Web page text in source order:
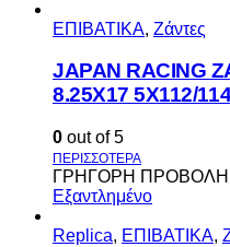
ΕΠΙΒΑΤΙΚΑ, Ζάντες
JAPAN RACING
8.25X17 5X112/
0 out of 5
ΓΡΗΓΟΡΗ ΠΡΟΒΟΛΗ
Εξαντλημένο
Replica, ΕΠΙΒΑΤΙΚΑ,